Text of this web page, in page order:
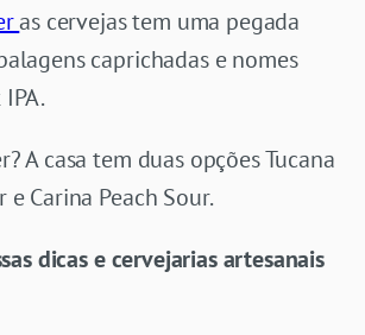
as cervejas tem uma pegada
caprichadas e nomes
A casa tem duas opções Tucana
e Carina Peach Sour.
dicas e cervejarias artesanais